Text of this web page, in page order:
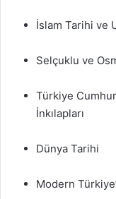
İslam Tarihi ve
Selçuklu ve
Türkiye
İnkılapları
Dünya Tarihi
Modern